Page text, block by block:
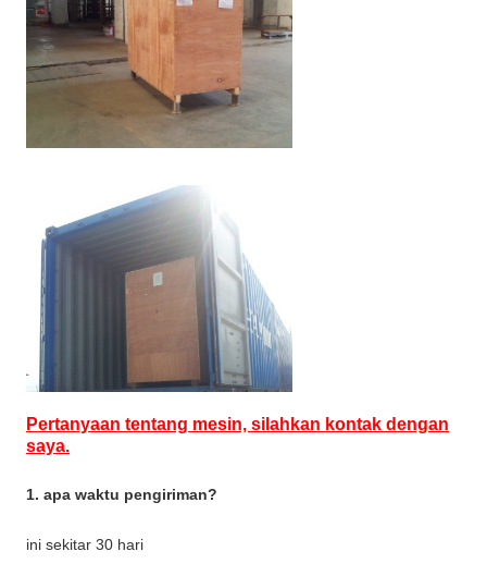
Pertanyaan tentang mesin, silahkan kontak dengan
saya.
1. apa waktu pengiriman?
ini sekitar 30 hari